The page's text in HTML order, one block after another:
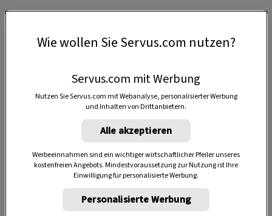
Wie wollen Sie Servus.com nutzen?
Servus.com mit Werbung
Nutzen Sie Servus.com mit Webanalyse, personalisierter Werbung
und Inhalten von Drittanbietern.
Alle akzeptieren
Werbeeinnahmen sind ein wichtiger wirtschaftlicher Pfeiler unseres
kostenfreien Angebots. Mindestvoraussetzung zur Nutzung ist Ihre
Einwilligung für personalisierte Werbung.
Personalisierte Werbung